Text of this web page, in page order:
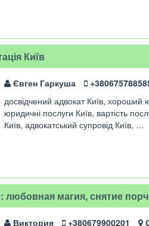
Київ
Євген Гаркуша
досвідчений адвокат Київ, хороший
юридичні послуги Київ, вартість
Київ, адвокатський супровід Київ, …
магия, снятие
Виктория +380679900201